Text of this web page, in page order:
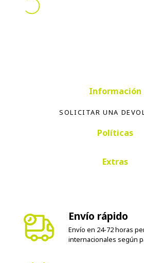
Información
SOLICITAR UNA
Políticas
Extras
Envío rápido
Envío en 24-72 horas
internacionales según